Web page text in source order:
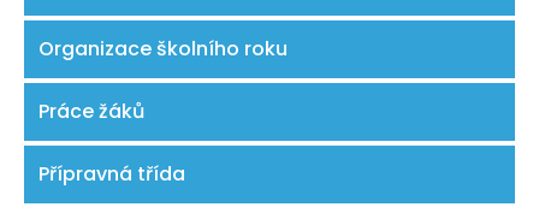
Organizace školního roku
Práce žáků
Přípravná třída